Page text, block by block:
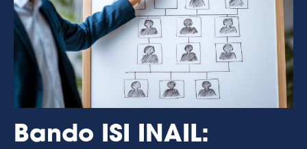
Bando ISI INAIL: